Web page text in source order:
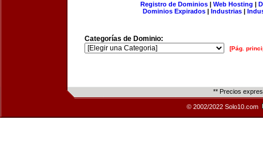
Registro de Dominios| Web Hosting |
Dominios Expirados | Industrias |
Categorías de Dominio:
[Pág.
** Precios
© 2002/2022 Solo10.com